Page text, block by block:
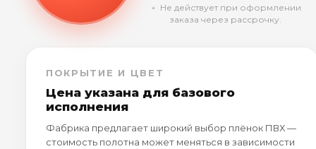
﹡ Не действует при оформлении
заказа через рассрочку.
ПОКРЫТИЕ И ЦВЕТ
Цена указана для базового
исполнения
Фабрика предлагает широкий выбор плёнок ПВХ —
стоимость полотна может меняться в зависимости